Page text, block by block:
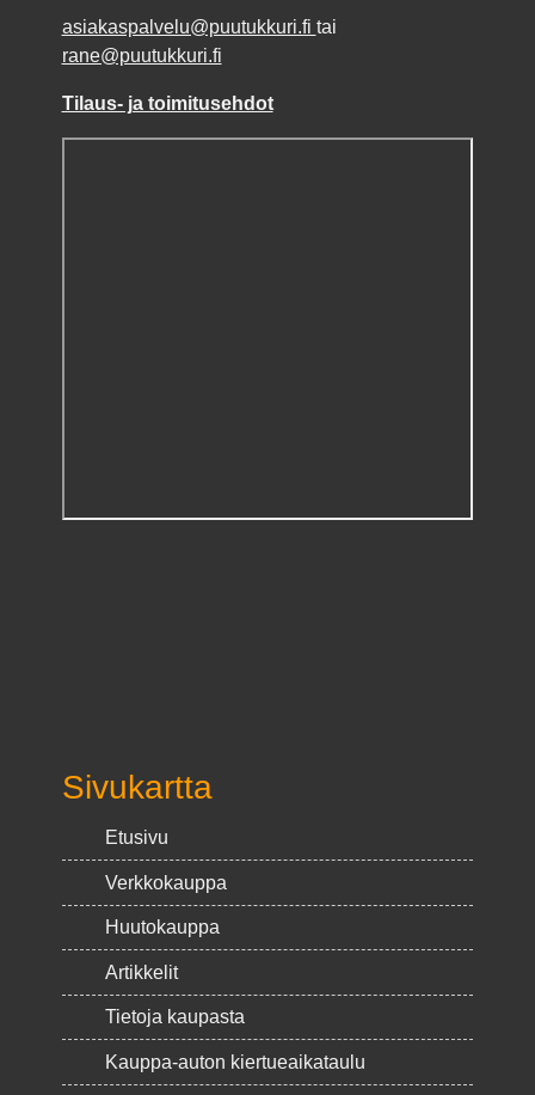
asiakaspalvelu@puutukkuri.fi tai
rane@puutukkuri.fi
Tilaus- ja toimitusehdot
Sivukartta
Etusivu
Verkkokauppa
Huutokauppa
Artikkelit
Tietoja kaupasta
Kauppa-auton kiertueaikataulu